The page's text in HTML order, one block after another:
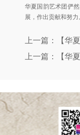
华夏国韵艺术团俨
展，作出贡献和努力
上一篇：【华
上一篇：【华